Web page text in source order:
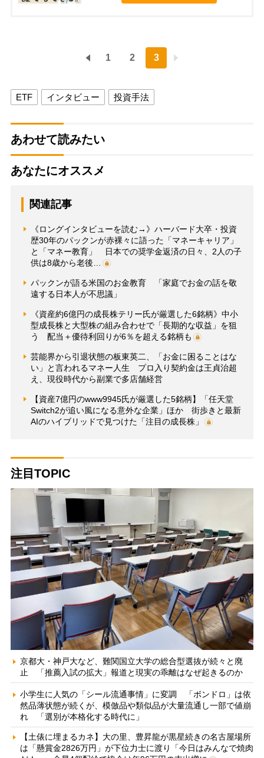
1 2 3
ETF インタビュー 投資手法
あわせて読みたい
あなたにオススメ
関連記事
《ロングインタビューを読む→》ハーバード大卒・投資
歴30年のパックンが赤裸々に語った「マネーキャリア」
と「マネー教育」 日本での奨学金返済の日々、2人の子
供は8歳から老後…
パックンが語る米国のお金教育 「家庭でお金の話を敬
遠する日本人が不思議」
《資産約6億円の成長株テリー氏が厳選した6銘柄》中小
型成長株と大型株の組み合わせで「長期的な収益」を狙
う 配当＋優待利回りが6％を超える銘柄も
芸能界から引退状態の板東英二、「お金に困ることはな
い」と言われるマネー人生 プロ入り契約金は王貞治超
え、現役時代から副業で多店舗経営
【資産7億円のwww9945氏が厳選した5銘柄】「任天堂
Switch2が追い風になる意外な企業」ほか 街歩きと最新
AIのハイブリッドで見つけた「注目の成長株」
注目TOPIC
京都大・神戸大など、難関国立大学の総合型選抜が続々と廃
止 「推薦入試の拡大」報道と現実の乖離はなぜ起きるのか
小学生に人気の「シール流通事情」に変調 「ボンドロ」は依
然品薄状態が続くが、模倣品や類似品が大量流通し一部で値崩
れ 「選別が本格化する時代に」
【土俵に埋まるカネ】大の里、豊昇龍が黒星続きの名古屋場所
は「懸賞金2826万円」が下位力士に渡り「今日はみんなで焼肉